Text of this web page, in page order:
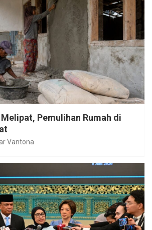
Pemulihan Rumah di
Vantona